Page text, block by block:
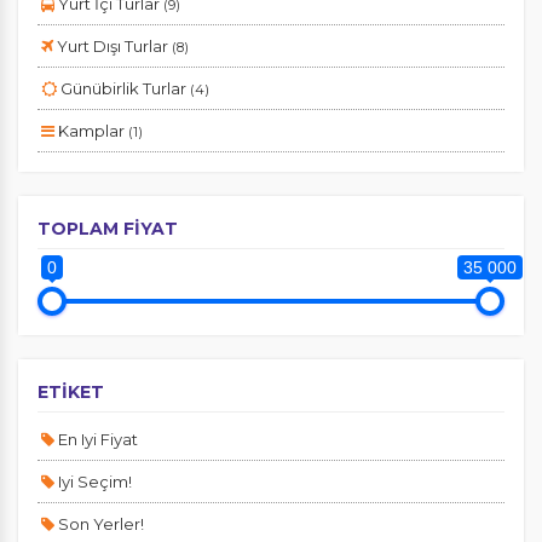
(9)
Yurt Dışı Turlar (8)
Günübirlik Turlar (4)
Kamplar (1)
TOPLAM FİYAT
0 35 000
ETİKET
En Iyi Fiyat
Iyi Seçim!
Son Yerler!